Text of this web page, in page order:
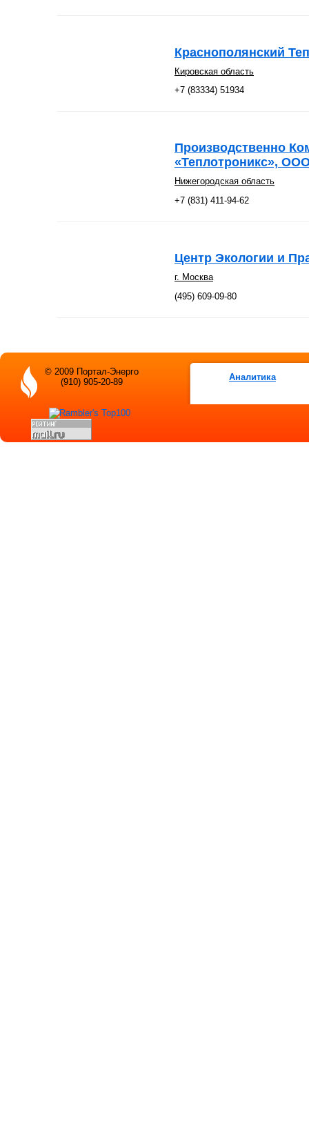
Краснополянский
Кировская область
+7 (83334) 51934
Производственно
«Теплотроникс»,
Нижегородская область
+7 (831) 411-94-62
Центр Экологии и
г. Москва
(495) 609-09-80
Аналитика
© 2009 Портал-Энерго
(910) 905-20-89